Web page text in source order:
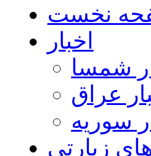
نخست
اخبار
شمسا
عراق
سوریه
زیارتی